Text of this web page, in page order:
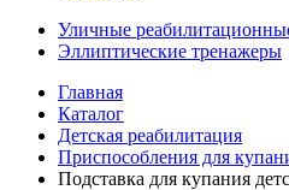
Уличные
Эллиптические тренажеры
Главная
Каталог
Детская реабилитация
Приспособления для
Подставка для купания